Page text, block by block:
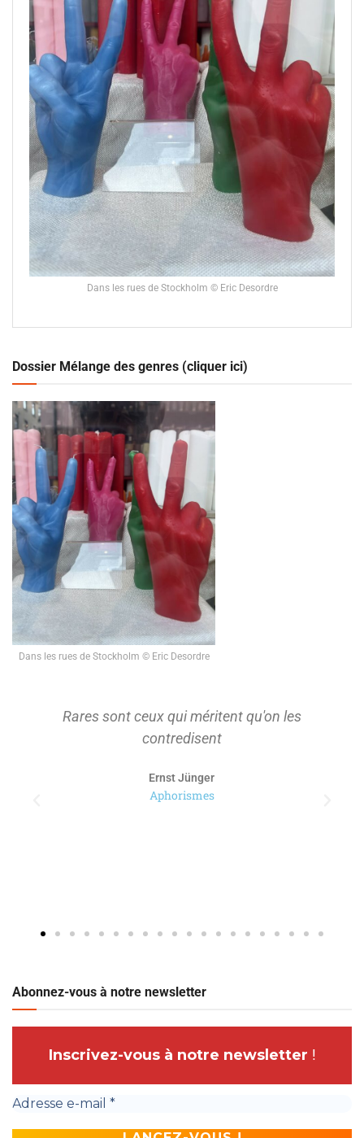
Dans les rues de Stockholm © Eric Desordre
Dossier Mélange des genres (cliquer ici)
Dans les rues de Stockholm © Eric Desordre
Rares sont ceux qui méritent qu'on les
contredisent
Ernst Jünger
Aphorismes
Abonnez-vous à notre newsletter
Inscrivez-vous à notre newsletter !